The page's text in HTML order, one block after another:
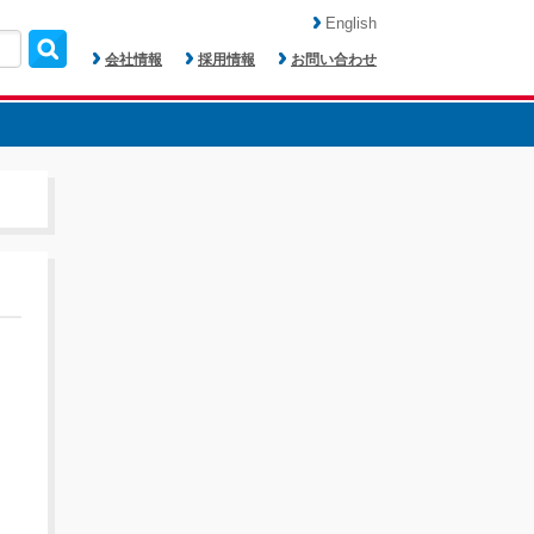
会社情報 採用情報 お問い合わせ
English